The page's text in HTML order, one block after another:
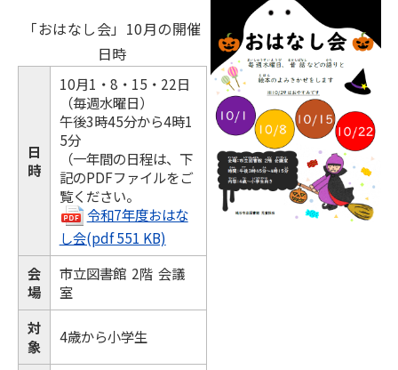
「おはなし会」10月の開催
日時
日
時
10月1・8・15・22日
（毎週水曜日）
午後3時45分から4時1
5分
（一年間の日程は、下
記のPDFファイルをご
覧ください。
令和7年度おはな
し会(pdf 551 KB)
会
場
市立図書館 2階 会議
室
対
象
4歳から小学生